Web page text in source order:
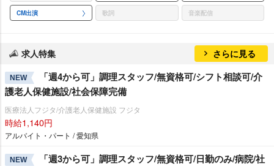
CM出演 歌詞 音楽配信
求人特集 さらに見る
NEW
「週4から可」調理スタッフ/無資格可/シフト相談可/介
護老人保健施設/社会保障完備
医療法人フジタ/介護老人保健施設 フジタ
時給1,140円
アルバイト・パート / 愛知県
NEW
「週3から可」調理スタッフ/無資格可/日勤のみ/病院/社